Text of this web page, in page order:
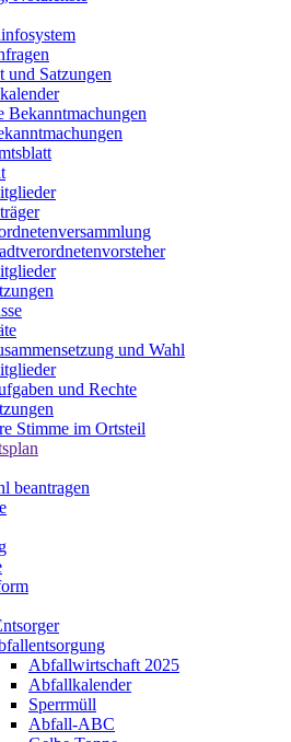
und Satzungen
Bekanntmachungen
und Wahl
und Rechte
Stimme im Ortsteil
beantragen
Abfallwirtschaft 2025
Abfallkalender
Sperrmüll
Abfall-ABC